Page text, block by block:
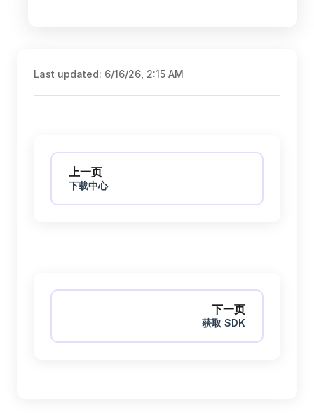
Last updated: 6/16/26, 2:15 AM
上一页
下载中心
下一页
获取 SDK